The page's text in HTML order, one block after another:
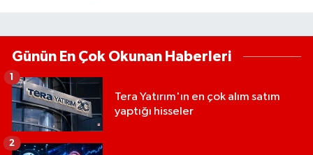
Günün En Çok Okunan Haberleri
Tera Yatırım'ın en çok alım satım
yaptığı hisseler
1
2